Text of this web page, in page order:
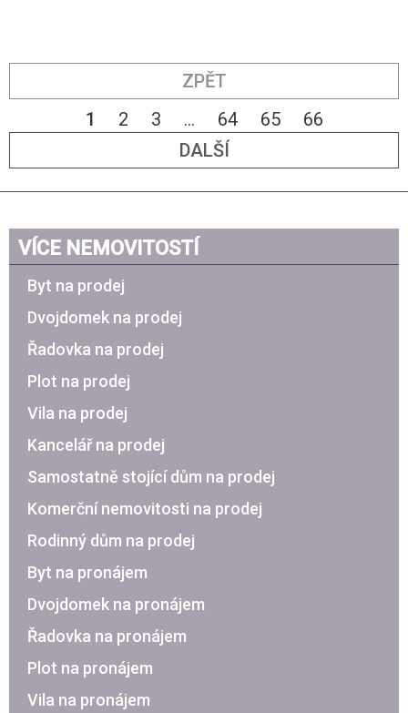
ZPĚT
1
2 3 ... 64 65
66
DALŠÍ
VÍCE NEMOVITOSTÍ
Byt na prodej
Dvojdomek na prodej
Řadovka na prodej
Plot na prodej
Vila na prodej
Kancelář na prodej
Samostatně stojící dům na prodej
Komerční nemovitosti na prodej
Rodinný dům na prodej
Byt na pronájem
Dvojdomek na pronájem
Řadovka na pronájem
Plot na pronájem
Vila na pronájem